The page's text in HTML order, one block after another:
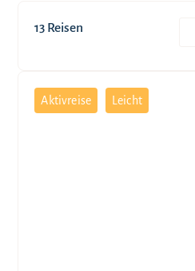
13 Reisen
Aktivreise Leicht